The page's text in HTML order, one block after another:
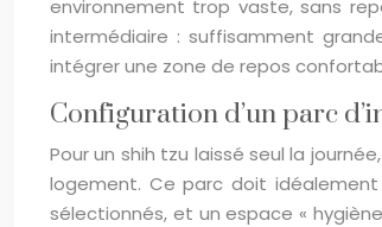
environnement trop vaste, sans
intermédiaire : suffisamment
intégrer une zone de repos
Configuration d’un parc
Pour un shih tzu laissé seul la
logement. Ce parc doit idéalement
sélectionnés, et un espace «